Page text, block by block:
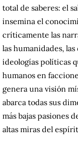
total de saberes: el
insemina el
críticamente las
las humanidades,
ideologías políticas
humanos en
genera una visión
abarca todas sus
más bajas pasiones
altas miras del